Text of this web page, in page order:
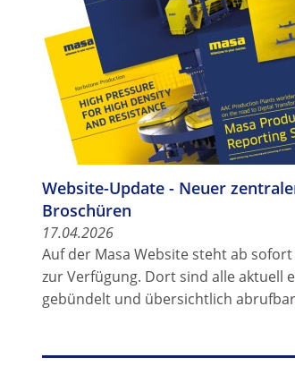
Website-Update - Neuer
Broschüren
17.04.2026
Auf der Masa Website steht ab
zur Verfügung. Dort sind alle aktuell
gebündelt und übersichtlich